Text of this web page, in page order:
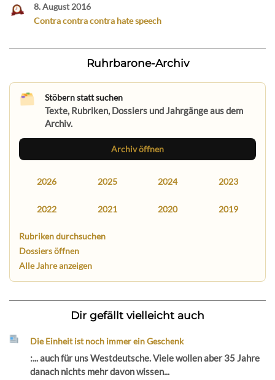
8. August 2016
Contra contra contra hate speech
Ruhrbarone-Archiv
Stöbern statt suchen
Texte, Rubriken, Dossiers und Jahrgänge aus dem
Archiv.
Archiv öffnen
2026 2025 2024 2023
2022 2021 2020 2019
Rubriken durchsuchen
Dossiers öffnen
Alle Jahre anzeigen
Dir gefällt vielleicht auch
Die Einheit ist noch immer ein Geschenk
:... auch für uns Westdeutsche. Viele wollen aber 35 Jahre
danach nichts mehr davon wissen...